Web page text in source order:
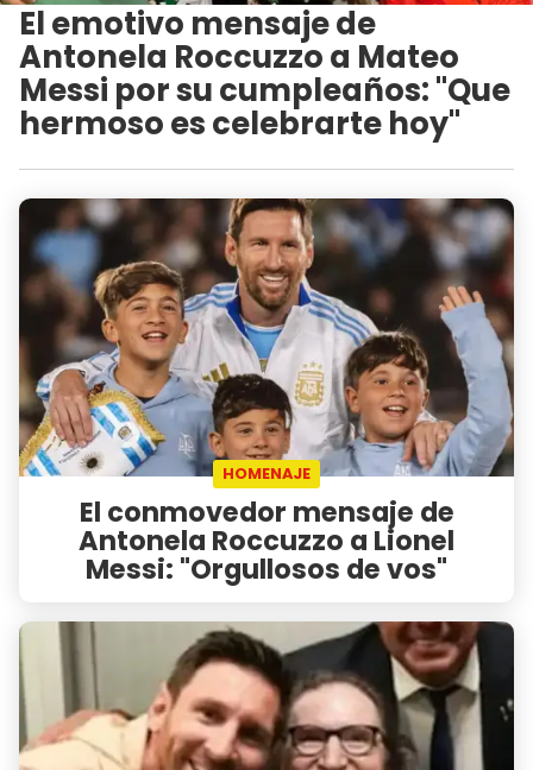
El emotivo mensaje de
Antonela Roccuzzo a Mateo
Messi por su cumpleaños: "Que
hermoso es celebrarte hoy"
HOMENAJE
El conmovedor mensaje de
Antonela Roccuzzo a Lionel
Messi: "Orgullosos de vos"